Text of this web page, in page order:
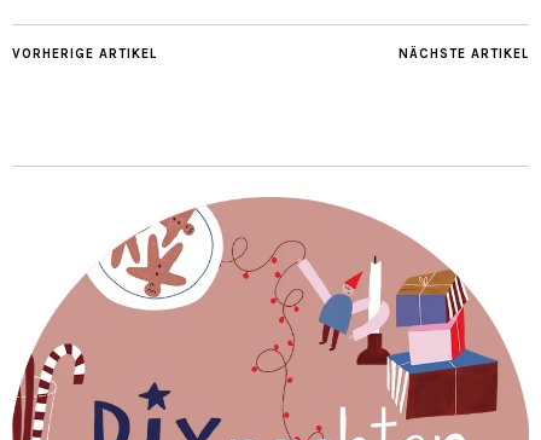
VORHERIGE ARTIKEL NÄCHSTE ARTIKEL